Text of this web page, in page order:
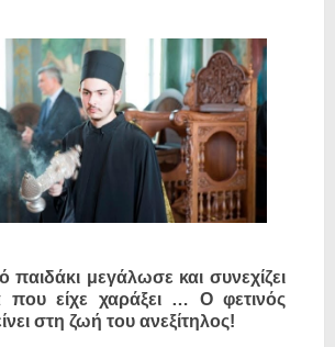
παιδάκι μεγάλωσε και συνεχίζει
που είχε χαράξει … Ο φετινός
στη ζωή του ανεξίτηλος!